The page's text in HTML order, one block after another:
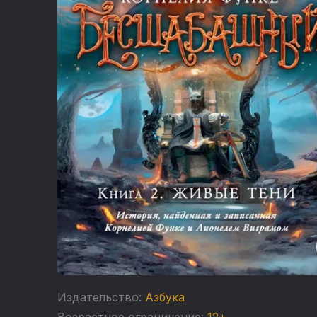
Издательство: Азбука